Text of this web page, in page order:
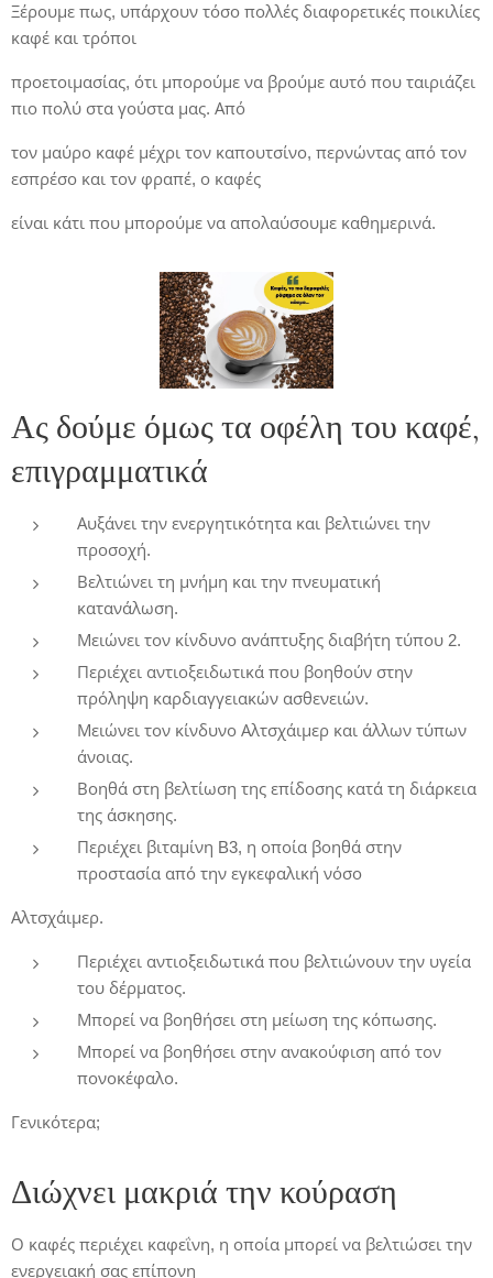
Ξέρουμε πως, υπάρχουν τόσο πολλές διαφορετικές ποικιλίες
καφέ και τρόποι
προετοιμασίας, ότι μπορούμε να βρούμε αυτό που ταιριάζει
πιο πολύ στα γούστα μας. Από
τον μαύρο καφέ μέχρι τον καπουτσίνο, περνώντας από τον
εσπρέσο και τον φραπέ, ο καφές
είναι κάτι που μπορούμε να απολαύσουμε καθημερινά.
Ας δούμε όμως τα οφέλη του καφέ,
επιγραμματικά
Αυξάνει την ενεργητικότητα και βελτιώνει την
προσοχή.
Βελτιώνει τη μνήμη και την πνευματική
κατανάλωση.
Μειώνει τον κίνδυνο ανάπτυξης διαβήτη τύπου 2.
Περιέχει αντιοξειδωτικά που βοηθούν στην
πρόληψη καρδιαγγειακών ασθενειών.
Μειώνει τον κίνδυνο Αλτσχάιμερ και άλλων τύπων
άνοιας.
Βοηθά στη βελτίωση της επίδοσης κατά τη διάρκεια
της άσκησης.
Περιέχει βιταμίνη B3, η οποία βοηθά στην
προστασία από την εγκεφαλική νόσο
Αλτσχάιμερ.
Περιέχει αντιοξειδωτικά που βελτιώνουν την υγεία
του δέρματος.
Μπορεί να βοηθήσει στη μείωση της κόπωσης.
Μπορεί να βοηθήσει στην ανακούφιση από τον
πονοκέφαλο.
Γενικότερα;
Διώχνει μακριά την κούραση
Ο καφές περιέχει καφεΐνη, η οποία μπορεί να βελτιώσει την
ενεργειακή σας επίπονη